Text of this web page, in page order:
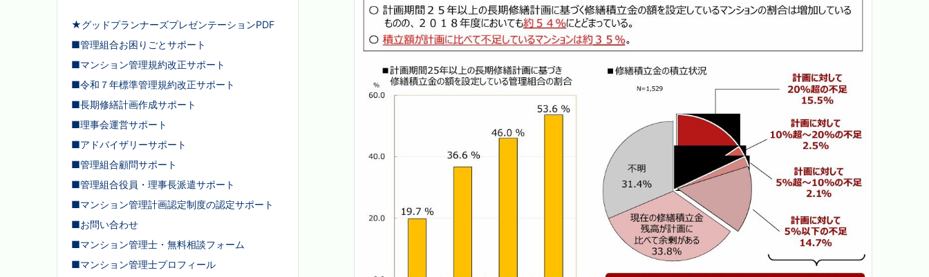
★グッドプランナーズプレゼンテーションPDF
■管理組合お困りごとサポート
■マンション管理規約改正サポート
■令和７年標準管理規約改正サポート
■長期修繕計画作成サポート
■理事会運営サポート
■アドバイザリーサポート
■管理組合顧問サポート
■管理組合役員・理事長派遣サポート
■マンション管理計画認定制度の認定サポート
■お問い合わせ
■マンション管理士・無料相談フォーム
■マンション管理士プロフィール